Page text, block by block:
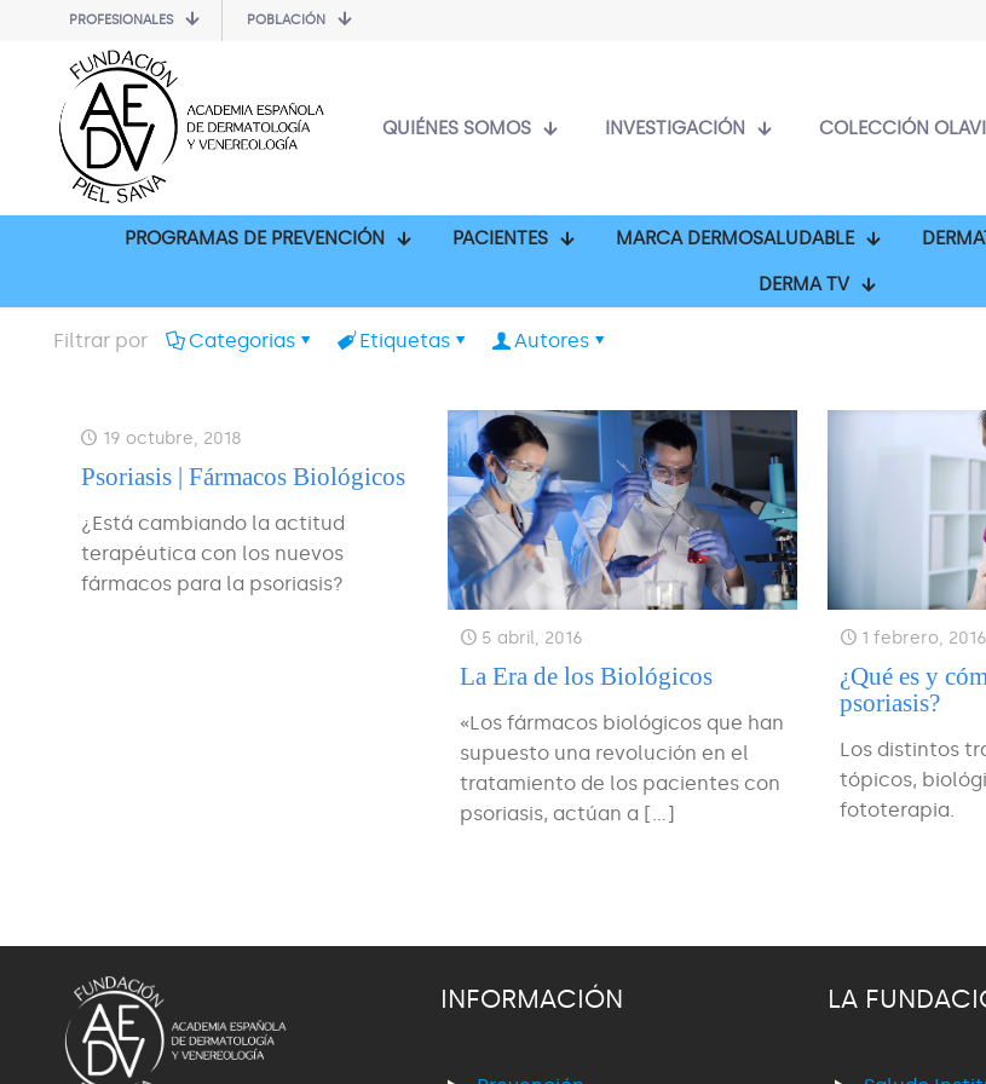
PROFESIONALES POBLACIÓN
QUIÉNES SOMOS INVESTIGACIÓN COLECCIÓN
PROGRAMAS DE PREVENCIÓN PACIENTES MARCA DERMOSALUDABLE
DERMA TV
Filtrar por Categorias Etiquetas Autores
19 octubre, 2018
Psoriasis | Fármacos Biológicos
¿Está cambiando la actitud
terapéutica con los nuevos
fármacos para la psoriasis?
5 abril, 2016
La Era de los Biológicos
«Los fármacos biológicos que han
supuesto una revolución en el
tratamiento de los pacientes con
psoriasis, actúan a […]
1 febrero, 2016
¿Qué es y
psoriasis?
Los distintos
tópicos,
fototerapia.
INFORMACIÓN LA